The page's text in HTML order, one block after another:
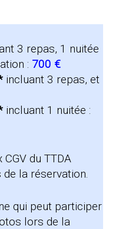
3 repas, 1 nuitée
: 700 €
incluant 3 repas, et
incluant 1 nuitée :
du TTDA
la réservation.
qui peut participer
lors de la